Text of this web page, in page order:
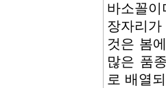
바소꼴
장자리
것은 봄
많은 품
로 배열